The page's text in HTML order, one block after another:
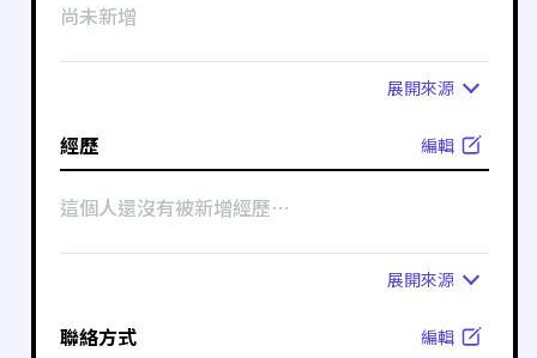
尚未新增
展開來源
經歷 編輯
這個人還沒有被新增經歷⋯
展開來源
聯絡方式 編輯